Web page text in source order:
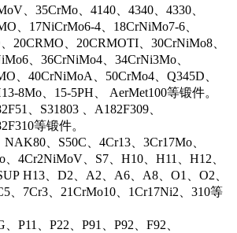
、35CrMo、4140、4340、4330、
、17NiCrMo6-4、18CrNiMo7-6、
20CRMO、20CRMOTI、30CrNiMo8、
、36CrNiMo4、34CrNi3Mo、
、40CrNiMoA、50CrMo4、Q345D、
8Mo、15-5PH、 AerMet100等锻件。
、S31803 、A182F309、
等锻件。
、S50C、4Cr13、3Cr17Mo、
4Cr2NiMoV、S7、H10、H11、H12、
H13、D2、A2、A6、A8、O1、O2、
、7Cr3、21CrMo10、1Cr17Ni2、310等
P11、P22、P91、P92、F92、